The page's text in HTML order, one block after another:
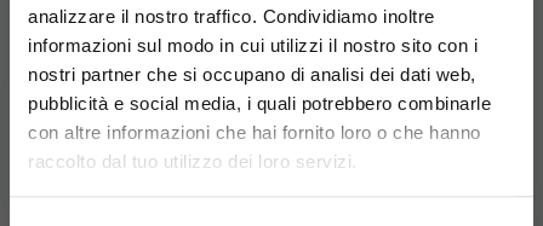
analizzare il nostro traffico. Condividiamo inoltre
informazioni sul modo in cui utilizzi il nostro sito con i
nostri partner che si occupano di analisi dei dati web,
pubblicità e social media, i quali potrebbero combinarle
con altre informazioni che hai fornito loro o che hanno
raccolto dal tuo utilizzo dei loro servizi.